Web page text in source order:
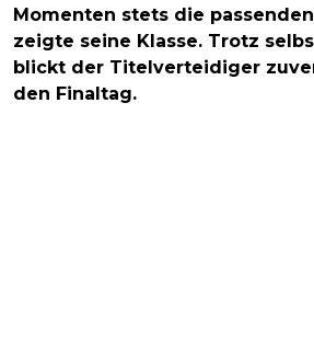
Momenten stets die
zeigte seine Klasse. Trotz
blickt der Titelverteidiger
den Finaltag.